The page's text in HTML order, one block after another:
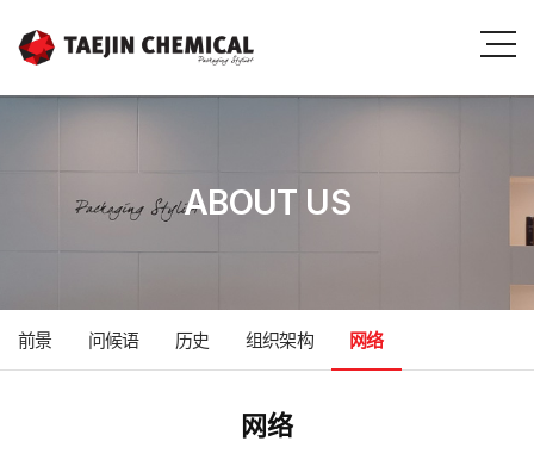
ABOUT US
前景 问候语 历史 组织架构 网络
网络